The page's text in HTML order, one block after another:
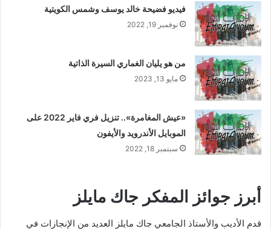
فيديو فضيحة خالد يوسف وشمس الكويتية
نوفمبر 19, 2022
من هو يليان الغماري السيرة الذاتية
مايو 13, 2023
«عيش المغامرة».. تنزيل فري فاير 2022 على
الموبايل الأندرويد والأيفون
سبتمبر 18, 2022
أبرز جوائز المفكر جاك مايلز
قدم الأديب والأستاذ الجامعي جاك مايلز العديد من الإنجازات في